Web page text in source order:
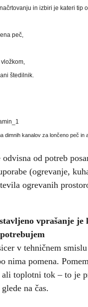
in izbiri je kateri tip
peč,
štedilnik.
dimnih kanalov za lončeno peč in
od potreb
(ogrevanje,
ogrevanih
vprašanje je
v tehničnem
nima pomena.
toplotni tok – to je
na čas.